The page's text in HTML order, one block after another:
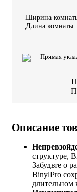
Ширина
Длина комнаты:
Прямая
Описание
структуре,
Забудьте о
BinylPro
длительном